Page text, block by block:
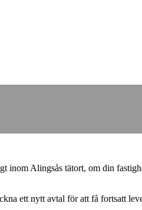
inom Alingsås tätort, om din
ett nytt avtal för att få fortsatt